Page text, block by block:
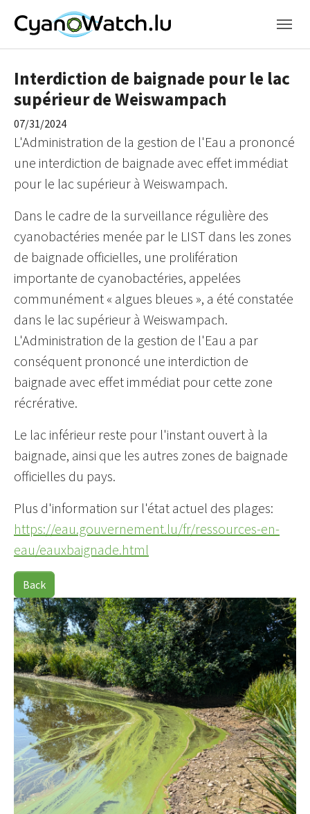
Skip to main content
Interdiction de baignade pour le lac
supérieur de Weiswampach
07/31/2024
L'Administration de la gestion de l'Eau a prononcé
une interdiction de baignade avec effet immédiat
pour le lac supérieur à Weiswampach.
Dans le cadre de la surveillance régulière des
cyanobactéries menée par le LIST dans les zones
de baignade officielles, une prolifération
importante de cyanobactéries, appelées
communément « algues bleues », a été constatée
dans le lac supérieur à Weiswampach.
L'Administration de la gestion de l'Eau a par
conséquent prononcé une interdiction de
baignade avec effet immédiat pour cette zone
récrérative.
Le lac inférieur reste pour l'instant ouvert à la
baignade, ainsi que les autres zones de baignade
officielles du pays.
Plus d'information sur l'état actuel des plages:
https://eau.gouvernement.lu/fr/ressources-en-
eau/eauxbaignade.html
Back